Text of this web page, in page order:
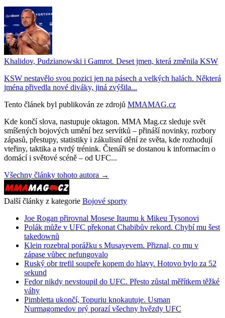
Khalidov, Pudzianowski i Gamrot. Deset jmen, která změnila KSW
KSW nestavělo svou pozici jen na pásech a velkých halách. Některá
jména přivedla nové diváky, jiná zvýšila...
Tento článek byl publikován ze zdrojů MMAMAG.cz
Kde končí slova, nastupuje oktagon. MMA Mag.cz sleduje svět
smíšených bojových umění bez servítků – přináší novinky, rozbory
zápasů, přestupy, statistiky i zákulisní dění ze světa, kde rozhodují
vteřiny, taktika a tvrdý trénink. Čtenáři se dostanou k informacím o
domácí i světové scéně – od UFC...
Všechny články tohoto autora →
Další články z kategorie Bojové sporty
Joe Rogan přirovnal Mosese Itaumu k Mikeu Tysonovi
Polák může v UFC překonat Chabibův rekord. Chybí mu šest
takedownů
Klein rozebral porážku s Musayevem. Přiznal, co mu v
zápase vůbec nefungovalo
Ruský obr trefil soupeře kopem do hlavy. Hotovo bylo za 52
sekund
Fedor nikdy nevstoupil do UFC. Přesto zůstal měřítkem těžké
váhy
Pimbletta ukončí, Topuriu knokautuje. Usman
Nurmagomedov prý porazí všechny hvězdy UFC